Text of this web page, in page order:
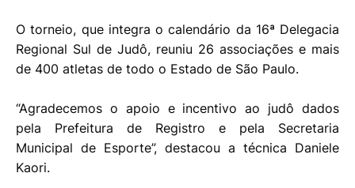
O torneio, que integra o calendário da 16ª Delegacia
Regional Sul de Judô, reuniu 26 associações e mais
de 400 atletas de todo o Estado de São Paulo.
“Agradecemos o apoio e incentivo ao judô dados
pela Prefeitura de Registro e pela Secretaria
Municipal de Esporte”, destacou a técnica Daniele
Kaori.